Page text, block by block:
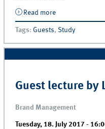
Read moreabout Guest
Director of
Tags: Guests, Study
Guest lecture by
Brand Management
Tuesday, 18. July 2017 -